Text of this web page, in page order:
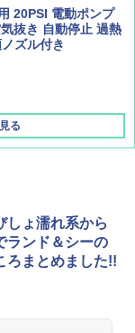
ウトドア フェス
20PSI 電動ポンプ
抜き 自動停止 過熱
ズル付き
る
ょ濡れ系から
ランド＆シーの
ろまとめました!!